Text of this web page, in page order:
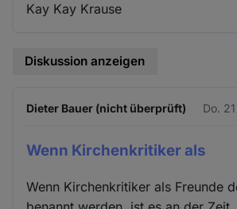
Kay Kay Krause
Diskussion anzeigen
Dieter Bauer (nicht überprüft) Do.
Wenn Kirchenkritiker als
Wenn Kirchenkritiker als Freunde